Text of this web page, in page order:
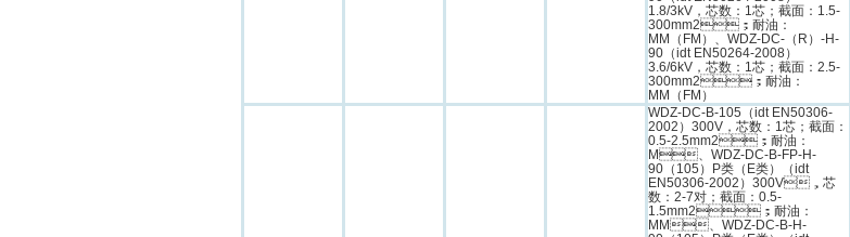
1.8/3kV，芯数：1芯；截面：1.5-
300mm2；耐油：
MM（FM）、WDZ-DC-（R）-H-
90（idt EN50264-2008）
3.6/6kV，芯数：1芯；截面：2.5-
300mm2；耐油：
MM（FM）
WDZ-DC-B-105（idt EN50306-
2002）300V，芯数：1芯；截面：
0.5-2.5mm2；耐油：
M、WDZ-DC-B-FP-H-
90（105）P类（E类）（idt
EN50306-2002）300V，芯
数：2-7对；截面：0.5-
1.5mm2；耐油：
MM、WDZ-DC-B-H-